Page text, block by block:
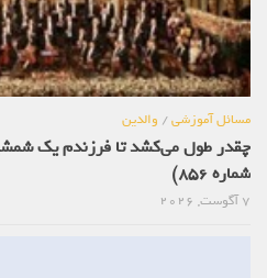
مسائل آموزشی/والدین
چقدر طول می‌کشد تا فرزندم یک
شماره 856)